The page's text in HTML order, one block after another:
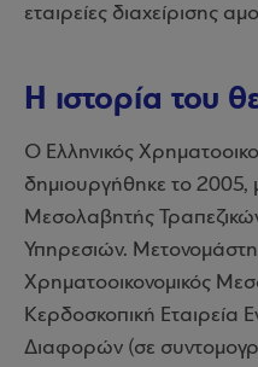
εταιρείες διαχείρισης
Η ιστορία του
Ο Ελληνικός
δημιουργήθηκε το 2005,
Μεσολαβητής
Υπηρεσιών.
Χρηματοοικονομικός
Κερδοσκοπική Εταιρεία
Διαφορών (σε